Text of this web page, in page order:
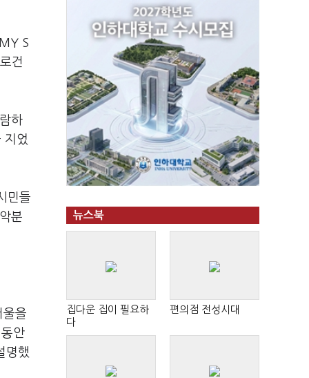
S
건
하
지었
민들
분
울을
안
명했
뉴스북
집다운 집이 필요하
다
편의점 전성시대